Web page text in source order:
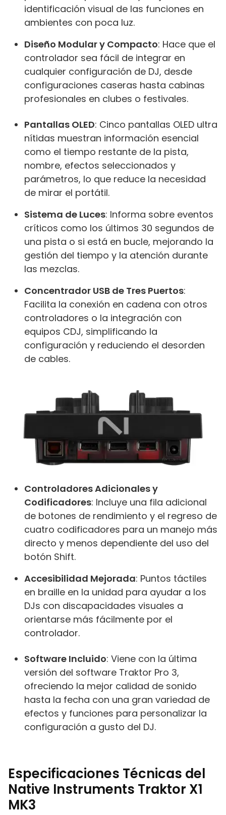
identificación visual de las funciones en
ambientes con poca luz.
Diseño Modular y Compacto: Hace que el
controlador sea fácil de integrar en
cualquier configuración de DJ, desde
configuraciones caseras hasta cabinas
profesionales en clubes o festivales.
Pantallas OLED: Cinco pantallas OLED ultra
nítidas muestran información esencial
como el tiempo restante de la pista,
nombre, efectos seleccionados y
parámetros, lo que reduce la necesidad
de mirar el portátil.
Sistema de Luces: Informa sobre eventos
críticos como los últimos 30 segundos de
una pista o si está en bucle, mejorando la
gestión del tiempo y la atención durante
las mezclas.
Concentrador USB de Tres Puertos:
Facilita la conexión en cadena con otros
controladores o la integración con
equipos CDJ, simplificando la
configuración y reduciendo el desorden
de cables.
Controladores Adicionales y
Codificadores: Incluye una fila adicional
de botones de rendimiento y el regreso de
cuatro codificadores para un manejo más
directo y menos dependiente del uso del
botón Shift.
Accesibilidad Mejorada: Puntos táctiles
en braille en la unidad para ayudar a los
DJs con discapacidades visuales a
orientarse más fácilmente por el
controlador.
Software Incluido: Viene con la última
versión del software Traktor Pro 3,
ofreciendo la mejor calidad de sonido
hasta la fecha con una gran variedad de
efectos y funciones para personalizar la
configuración a gusto del DJ.
Especificaciones Técnicas del
Native Instruments Traktor X1
MK3